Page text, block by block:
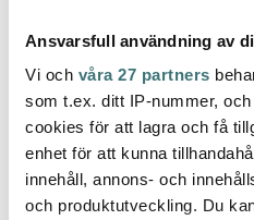
Ansvarsfull användning av
Vi och våra 27 partners
som t.ex. ditt IP-nummer,
cookies för att lagra och få
enhet för att kunna
innehåll, annons- och
och produktutveckling. Du
Mingle
Kökstermometer digital
Svart